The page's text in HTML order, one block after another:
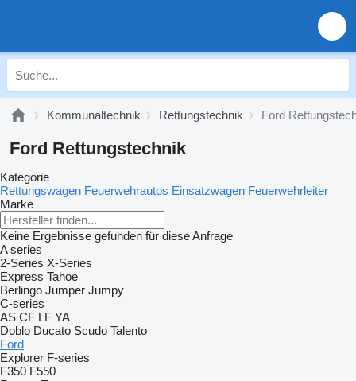
Kommunaltechnik Rettungstechnik Ford
Ford Rettungstechnik
Kategorie
Rettungswagen Feuerwehrautos Einsatzwagen Feuerwehrleiter
Marke
Keine Ergebnisse gefunden für diese Anfrage
A series
2-Series X-Series
Express Tahoe
Berlingo Jumper Jumpy
C-series
AS CF LF YA
Doblo Ducato Scudo Talento
Ford
Explorer F-series
F350 F550